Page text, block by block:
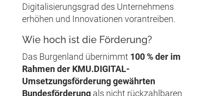
Digitalisierungsgrad des Unternehmens
erhöhen und Innovationen vorantreiben.
Wie hoch ist die Förderung?
Das Burgenland übernimmt 100 % der im
Rahmen der KMU.DIGITAL-
Umsetzungsförderung gewährten
Bundesförderungals nicht rückzahlbaren